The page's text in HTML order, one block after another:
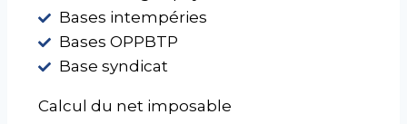
Bases intempéries
Bases OPPBTP
Base syndicat
Calcul du net imposable